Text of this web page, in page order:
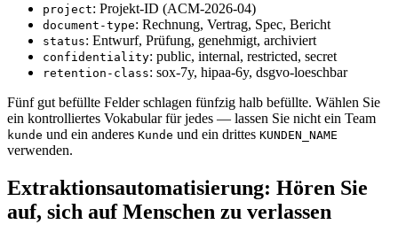
project: Projekt-ID (ACM-2026-04)
document-type: Rechnung, Vertrag, Spec, Bericht
status: Entwurf, Prüfung, genehmigt, archiviert
confidentiality: public, internal, restricted, secret
retention-class: sox-7y, hipaa-6y, dsgvo-loeschbar
Fünf gut befüllte Felder schlagen fünfzig halb befüllte. Wählen Sie
ein kontrolliertes Vokabular für jedes — lassen Sie nicht ein Team
kunde und ein anderes Kunde und ein drittes KUNDEN_NAME
verwenden.
Extraktionsautomatisierung: Hören Sie
auf, sich auf Menschen zu verlassen